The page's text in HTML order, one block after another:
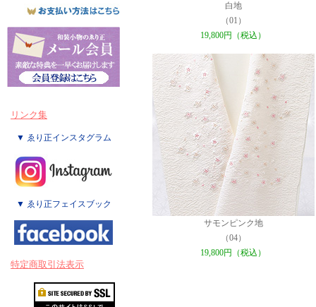
リンク集
▼ ゑり正インスタグラム
▼ ゑり正フェイスブック
特定商取引法表示
白地
（01）
19,800円（税込）
サモンピンク地
（04）
19,800円（税込）